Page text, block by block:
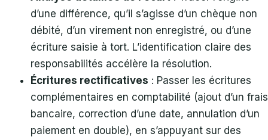
d’une différence, qu’il s’agisse d’un chèque non
débité, d’un virement non enregistré, ou d’une
écriture saisie à tort. L’identification claire des
responsabilités accélère la résolution.
Écritures rectificatives : Passer les écritures
complémentaires en comptabilité (ajout d’un frais
bancaire, correction d’une date, annulation d’un
paiement en double), en s’appuyant sur des